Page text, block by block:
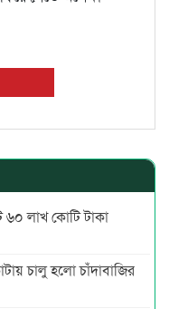
৬০ লাখ কোটি টাকা
চালু হলো চাঁদাবাজির